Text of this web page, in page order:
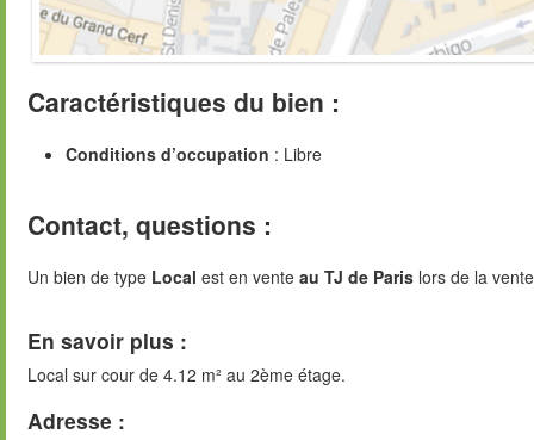
Caractéristiques du bien :
Conditions d’occupation : Libre
Contact, questions :
Un bien de type Local est en vente au TJ de Paris lors de la
En savoir plus :
Local sur cour de 4.12 m² au 2ème étage.
Adresse :